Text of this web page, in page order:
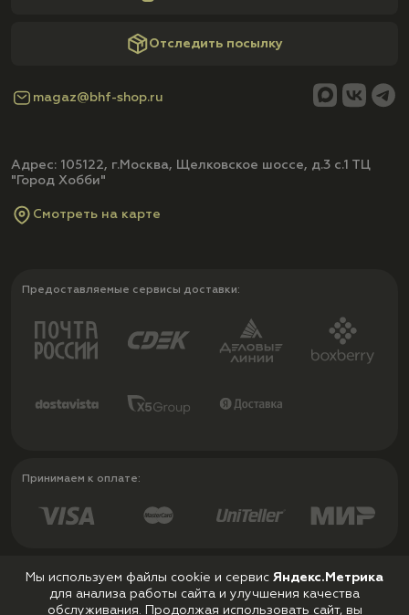
Отследить посылку
magaz@bhf-shop.ru
Адрес: 105122, г.Москва, Щелковское шоссе, д.3 с.1 ТЦ
"Город Хобби"
Смотреть на карте
Предоставляемые сервисы доставки:
Принимаем к оплате:
Политика конфиденциальности
Мы используем файлы cookie и сервис Яндекс.Метрика
для анализа работы сайта и улучшения качества
обслуживания. Продолжая использовать сайт, вы